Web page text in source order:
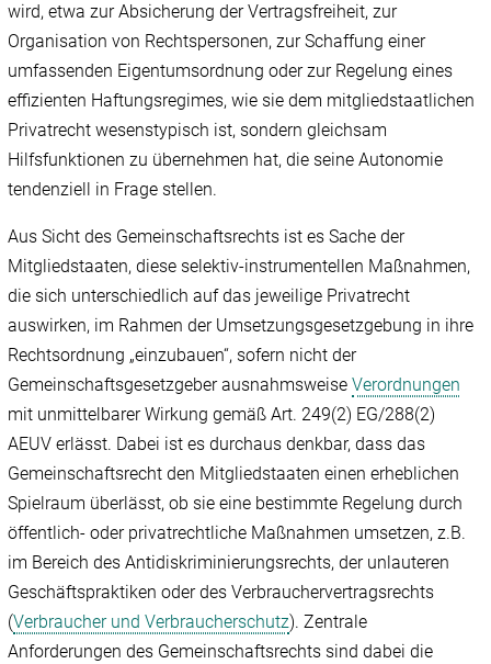
wird, etwa zur Absicherung der Vertragsfreiheit, zur
Organisation von Rechtspersonen, zur Schaffung einer
umfassenden Eigentumsordnung oder zur Regelung eines
effizienten Haftungsregimes, wie sie dem mitgliedstaatlichen
Privatrecht wesenstypisch ist, sondern gleichsam
Hilfsfunktionen zu übernehmen hat, die seine Autonomie
tendenziell in Frage stellen.
Aus Sicht des Gemeinschaftsrechts ist es Sache der
Mitgliedstaaten, diese selektiv-instrumentellen Maßnahmen,
die sich unterschiedlich auf das jeweilige Privatrecht
auswirken, im Rahmen der Umsetzungsgesetzgebung in ihre
Rechtsordnung „einzubauen“, sofern nicht der
Gemeinschaftsgesetzgeber ausnahmsweiseVerordnungen
mit unmittelbarer Wirkung gemäß Art. 249(2) EG/288(2)
AEUV erlässt. Dabei ist es durchaus denkbar, dass das
Gemeinschaftsrecht den Mitgliedstaaten einen erheblichen
Spielraum überlässt, ob sie eine bestimmte Regelung durch
öffentlich- oder privatrechtliche Maßnahmen umsetzen, z.B.
im Bereich des Antidiskriminierungsrechts, der unlauteren
Geschäftspraktiken oder des Verbrauchervertragsrechts
(Verbraucher und Verbraucherschutz). Zentrale
Anforderungen des Gemeinschaftsrechts sind dabei die